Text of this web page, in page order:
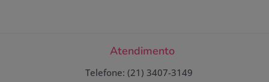
Atendimento
Telefone: (21) 3407-3149